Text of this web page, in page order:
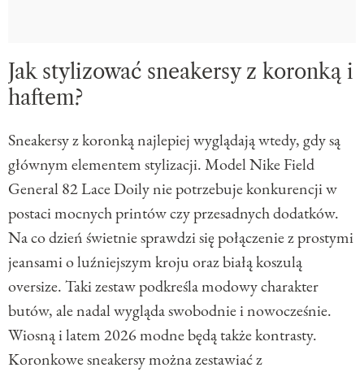
Jak stylizować sneakersy z koronką i
haftem?
Sneakersy z koronką najlepiej wyglądają wtedy, gdy są
głównym elementem stylizacji. Model Nike Field
General 82 Lace Doily nie potrzebuje konkurencji w
postaci mocnych printów czy przesadnych dodatków.
Na co dzień świetnie sprawdzi się połączenie z prostymi
jeansami o luźniejszym kroju oraz białą koszulą
oversize. Taki zestaw podkreśla modowy charakter
butów, ale nadal wygląda swobodnie i nowocześnie.
Wiosną i latem 2026 modne będą także kontrasty.
Koronkowe sneakersy można zestawiać z